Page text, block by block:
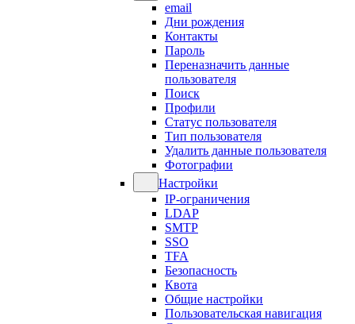
email
Дни рождения
Контакты
Пароль
Переназначить данные
пользователя
Поиск
Профили
Статус пользователя
Тип пользователя
Удалить данные пользователя
Фотографии
Настройки
IP-ограничения
LDAP
SMTP
SSO
TFA
Безопасность
Квота
Общие настройки
Пользовательская навигация